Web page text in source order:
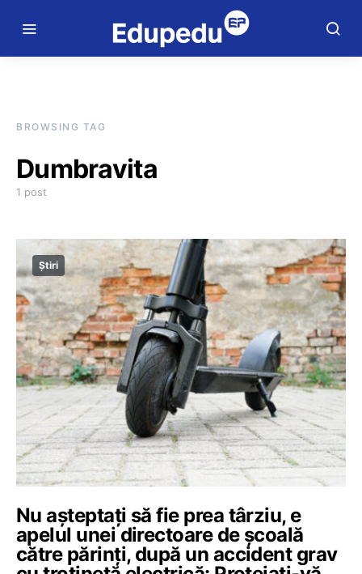
BROWSING TAG
Dumbravita
1 post
Știri
Nu așteptați să fie prea târziu, e
apelul unei directoare de școală
către părinți, după un accident grav